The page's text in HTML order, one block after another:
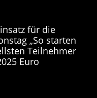
für die
„So starten
Teilnehmer
Euro